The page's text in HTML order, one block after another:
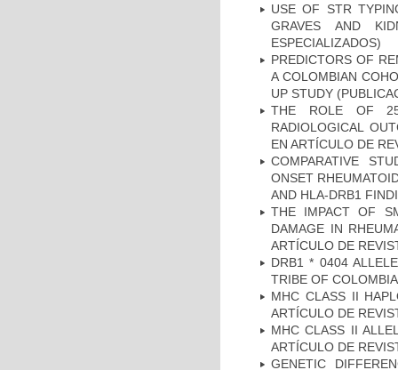
USE OF STR
GRAVES AND
ESPECIALIZADOS)
PREDICTORS OF
A COLOMBIAN
UP STUDY
THE ROLE OF
RADIOLOGICAL
EN ARTÍCULO DE
COMPARATIVE
ONSET
AND HLA-DRB1
THE IMPACT OF
DAMAGE IN
ARTÍCULO DE
DRB1 * 0404
TRIBE OF
MHC CLASS II
ARTÍCULO DE
MHC CLASS II
ARTÍCULO DE
GENETIC